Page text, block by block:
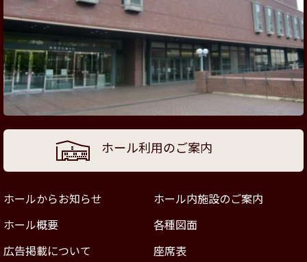
ホール利用のご案内
ホールからお知らせ
ホール内施設のご案内
ホール概要
各種図面
広告掲載について
座席表